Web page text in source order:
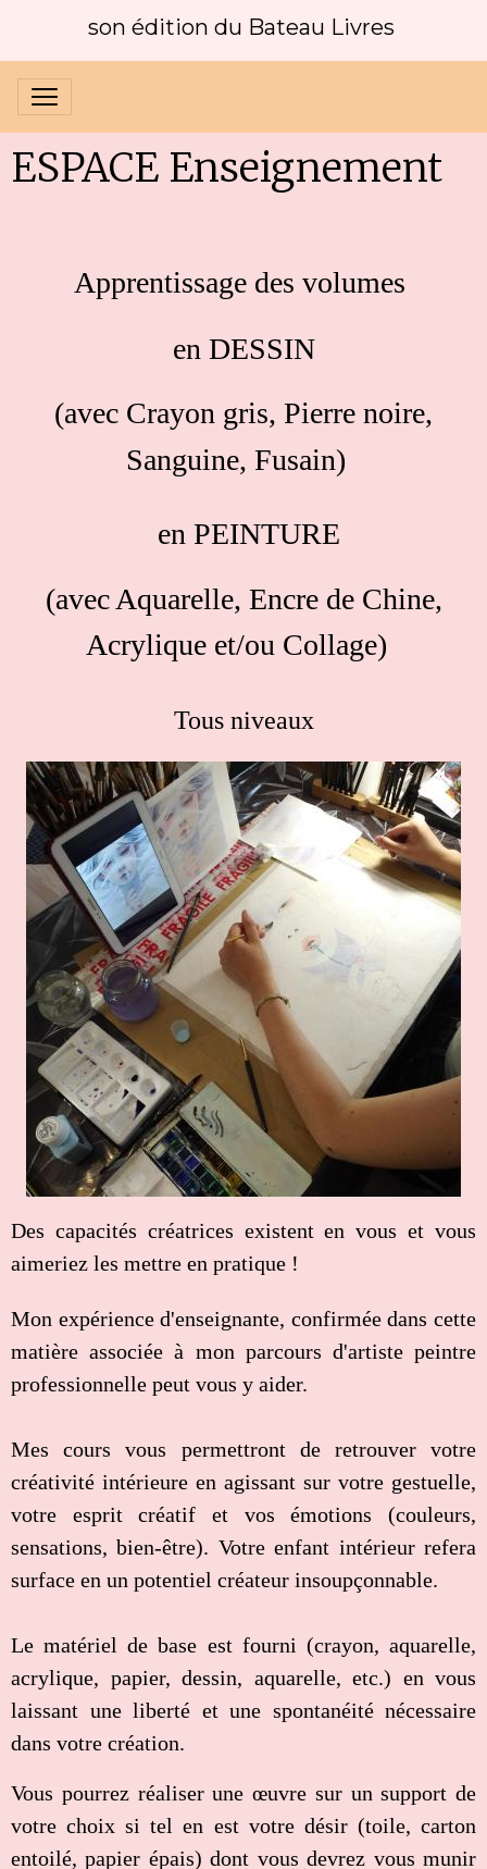
son édition du Bateau Livres
ESPACE Enseignement
Apprentissage des volumes
en DESSIN
(avec Crayon gris, Pierre noire,
Sanguine, Fusain)
en PEINTURE
(avec Aquarelle, Encre de Chine,
Acrylique et/ou Collage)
Tous niveaux
Des capacités créatrices existent en vous et vous
aimeriez les mettre en pratique !
Mon expérience d'enseignante, confirmée dans cette
matière associée à mon parcours d'artiste peintre
professionnelle peut vous y aider.
Mes cours vous permettront de retrouver votre
créativité intérieure en agissant sur votre gestuelle,
votre esprit créatif et vos émotions (couleurs,
sensations, bien-être). Votre enfant intérieur refera
surface en un potentiel créateur insoupçonnable.
Le matériel de base est fourni (crayon, aquarelle,
acrylique, papier, dessin, aquarelle, etc.) en vous
laissant une liberté et une spontanéité nécessaire
dans votre création.
Vous pourrez réaliser une œuvre sur un support de
votre choix si tel en est votre désir (toile, carton
entoilé, papier épais) dont vous devrez vous munir